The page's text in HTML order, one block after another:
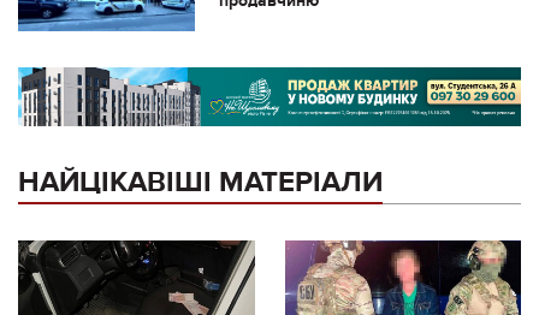
НАЙЦІКАВІШІ МАТЕРІАЛИ